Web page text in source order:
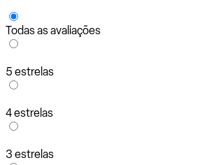
Todas as avaliações
5 estrelas
4 estrelas
3 estrelas